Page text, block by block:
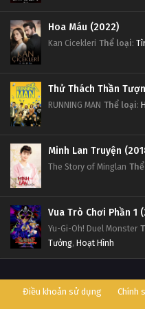
Hoa Máu (2022)
Kan Cicekleri Thể loại:
Thử Thách Thần
RUNNING MAN Thể loại:
Minh Lan Truyện
The Story of Minglan
Yu-Gi-Oh! Duel Monster
Tưởng, Hoạt Hình
Điều khoản sử dụng Chính